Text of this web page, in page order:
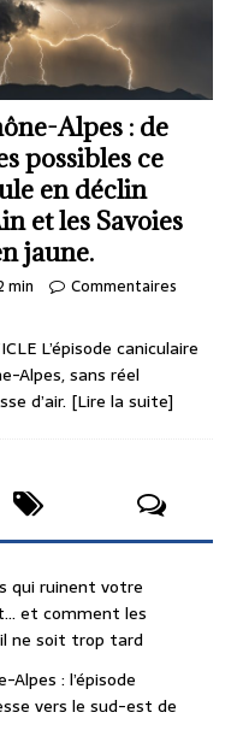
Alpes : de
possibles ce
en déclin
et les Savoies
jaune.
min
Commentaires
L’épisode caniculaire
Alpes, sans réel
d’air. [Lire la suite]
qui ruinent votre
et comment les
ne soit trop tard
Alpes : l’épisode
vers le sud-est de